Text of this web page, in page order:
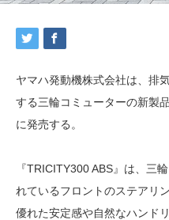
ヤマハ発動機株式会社は、排
する三輪コミューターの新製
に発売する。
『TRICITY300 ABS』は、三
れているフロントのステアリ
優れた安定感や自然なハンド